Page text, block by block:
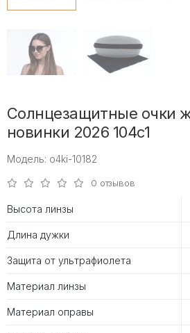
Солнцезащитные очки
новинки 2026 104c1
Модель: o4ki-10182
0 отзывов
Высота линзы
Длина дужки
Защита от ультрафиолета
Материал линзы
Материал оправы